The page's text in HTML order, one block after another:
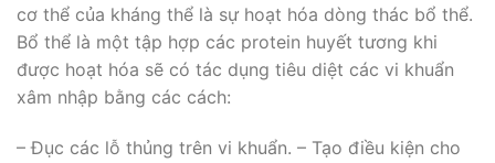
cơ thể của kháng thể là sự hoạt hóa dòng thác bổ thể.
Bổ thể là một tập hợp các protein huyết tương khi
được hoạt hóa sẽ có tác dụng tiêu diệt các vi khuẩn
xâm nhập bằng các cách:
– Đục các lỗ thủng trên vi khuẩn. – Tạo điều kiện cho